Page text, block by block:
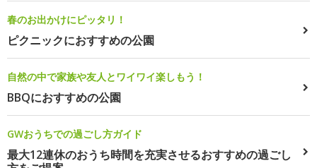
春のお出かけにピッタリ！
ピクニックにおすすめの公園
自然の中で家族や友人とワイワイ楽しもう！
BBQにおすすめの公園
GWおうちでの過ごし方ガイド
最大12連休のおうち時間を充実させるおすすめの過ごし